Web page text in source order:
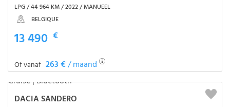
LPG / 44 964 KM / 2022 / MANUEEL
BELGIQUE
13 490 €
Of vanaf 263 €/ maand
DACIA SANDERO